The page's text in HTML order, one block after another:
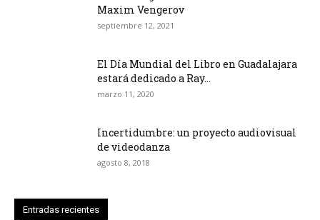
Maxim Vengerov
septiembre 12, 2021
El Día Mundial del Libro en Guadalajara
estará dedicado a Ray...
marzo 11, 2020
Incertidumbre: un proyecto audiovisual
de videodanza
agosto 8, 2018
Entradas recientes